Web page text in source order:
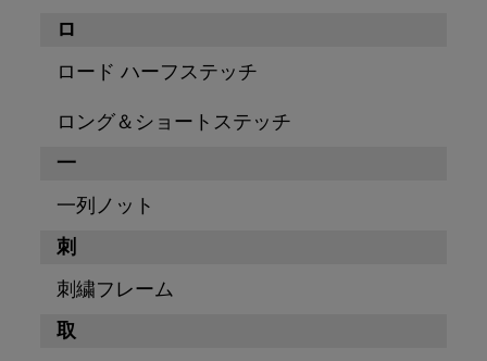
ロ
ロード ハーフステッチ
ロング＆ショートステッチ
一
一列ノット
刺
刺繍フレーム
取